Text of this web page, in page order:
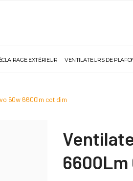
EXTÉRIEUR VENTILATEURS DE
60w 6600lm cct dim
6600Lm